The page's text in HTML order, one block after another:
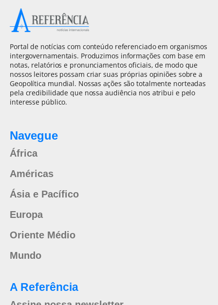
Portal de notícias com conteúdo referenciado em organismos
intergovernamentais. Produzimos informações com base em
notas, relatórios e pronunciamentos oficiais, de modo que
nossos leitores possam criar suas próprias opiniões sobre a
Geopolítica mundial. Nossas ações são totalmente norteadas
pela credibilidade que nossa audiência nos atribui e pelo
interesse público.
Navegue
África
Américas
Ásia e Pacífico
Europa
Oriente Médio
Mundo
A Referência